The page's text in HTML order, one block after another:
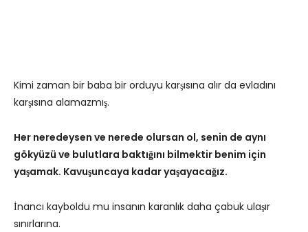
Kimi zaman bir baba bir orduyu karşısına alır da evladını
karşısına alamazmış.
Her neredeysen ve nerede olursan ol, senin de aynı
gökyüzü ve bulutlara baktığını bilmektir benim için
yaşamak. Kavuşuncaya kadar yaşayacağız.
İnancı kayboldu mu insanın karanlık daha çabuk ulaşır
sınırlarına.